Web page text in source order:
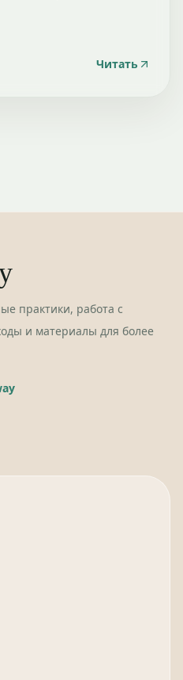
Читать
практики, работа с
и материалы для более